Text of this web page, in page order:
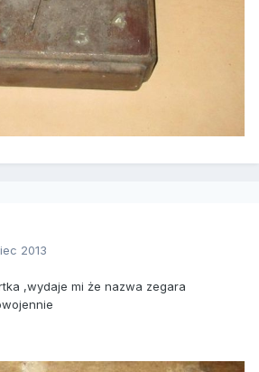
2013
,wydaje mi że nazwa zegara